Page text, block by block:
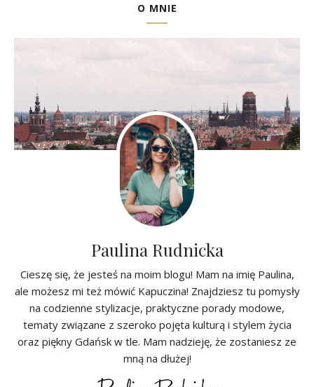
O MNIE
Paulina Rudnicka
Cieszę się, że jesteś na moim blogu! Mam na imię Paulina,
ale możesz mi też mówić Kapuczina! Znajdziesz tu pomysły
na codzienne stylizacje, praktyczne porady modowe,
tematy związane z szeroko pojęta kulturą i stylem życia
oraz piękny Gdańsk w tle. Mam nadzieję, że zostaniesz ze
mną na dłużej!